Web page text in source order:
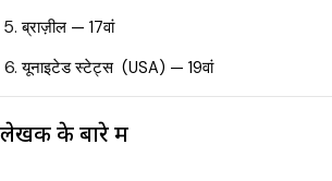
ब्राज़ील — 17वां
यूनाइटेड स्टेट्स (USA) — 19वां
लेखक के बारे में